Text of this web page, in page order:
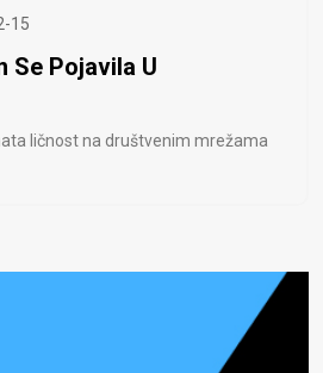
15
Se Pojavila U
ličnost na društvenim mrežama